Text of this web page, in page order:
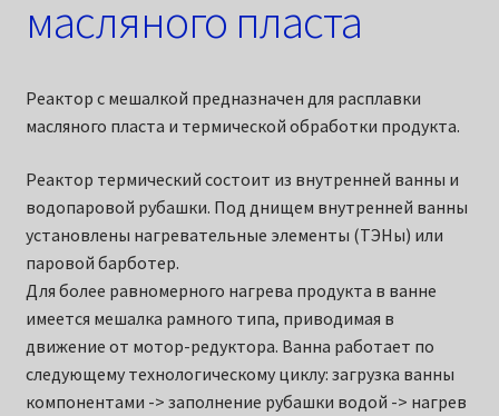
масляного пласта
Реактор с мешалкой предназначен для расплавки
масляного пласта и термической обработки продукта.
Реактор термический состоит из внутренней ванны и
водопаровой рубашки. Под днищем внутренней ванны
установлены нагревательные элементы (ТЭНы) или
паровой барботер.
Для более равномерного нагрева продукта в ванне
имеется мешалка рамного типа, приводимая в
движение от мотор-редуктора. Ванна работает по
следующему технологическому циклу: загрузка ванны
компонентами -> заполнение рубашки водой -> нагрев